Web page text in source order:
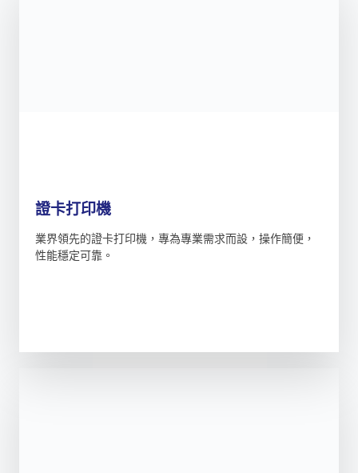
證卡打印機
業界領先的證卡打印機，專為專業需求而設，操作簡便，
性能穩定可靠。